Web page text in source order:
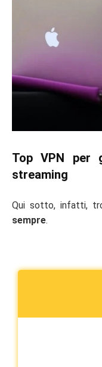
Top VPN per
streaming
Qui sotto, infatti,
sempre.